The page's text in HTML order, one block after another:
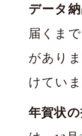
データ
届くま
があり
けてい
年賀状